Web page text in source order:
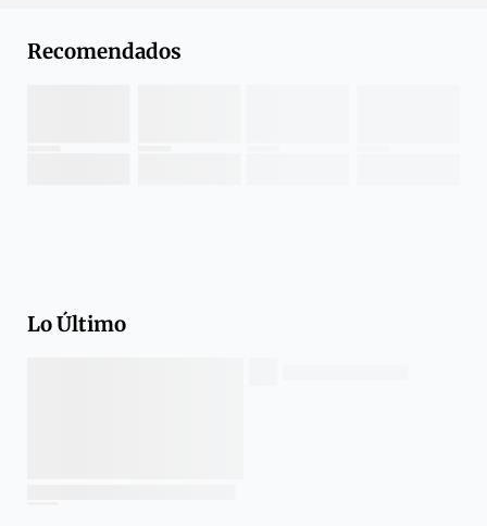
Recomendados
Lo Último